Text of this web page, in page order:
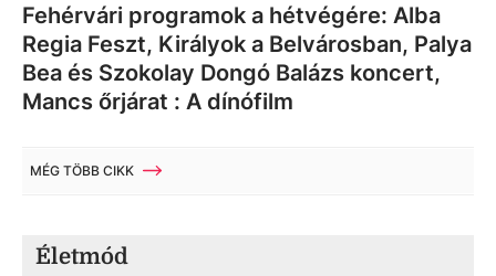
Fehérvári programok a hétvégére: Alba
Regia Feszt, Királyok a Belvárosban, Palya
Bea és Szokolay Dongó Balázs koncert,
Mancs őrjárat : A dínófilm
MÉG TÖBB CIKK
Életmód